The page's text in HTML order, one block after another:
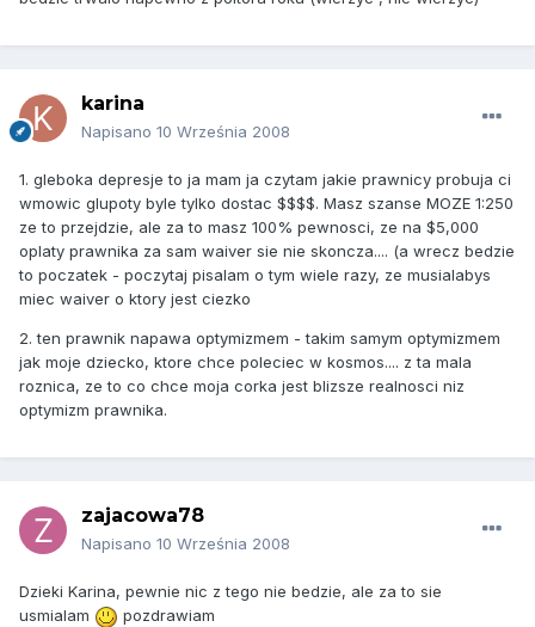
karina
Napisano 10 Września 2008
1. gleboka depresje to ja mam ja czytam jakie prawnicy probuja ci
wmowic glupoty byle tylko dostac $$$$. Masz szanse MOZE 1:250
ze to przejdzie, ale za to masz 100% pewnosci, ze na $5,000
oplaty prawnika za sam waiver sie nie skoncza.... (a wrecz bedzie
to poczatek - poczytaj pisalam o tym wiele razy, ze musialabys
miec waiver o ktory jest ciezko
2. ten prawnik napawa optymizmem - takim samym optymizmem
jak moje dziecko, ktore chce poleciec w kosmos.... z ta mala
roznica, ze to co chce moja corka jest blizsze realnosci niz
optymizm prawnika.
zajacowa78
Napisano 10 Września 2008
Dzieki Karina, pewnie nic z tego nie bedzie, ale za to sie
usmialam
pozdrawiam